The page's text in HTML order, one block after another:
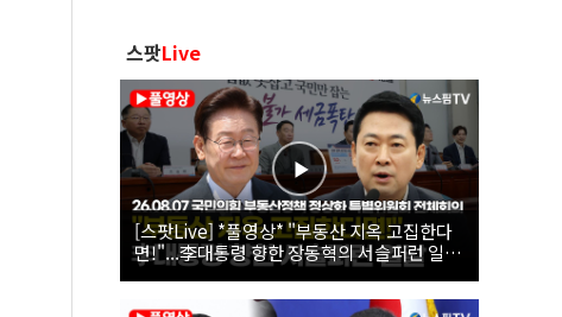
스팟Live
[스팟Live] *풀영상* "부동산 지옥 고집한다
면!"...李대통령 향한 장동혁의 서슬퍼런 일갈
| 26.08.07 국민의힘 부동산정책 정상화 특별
위원회 전체회의